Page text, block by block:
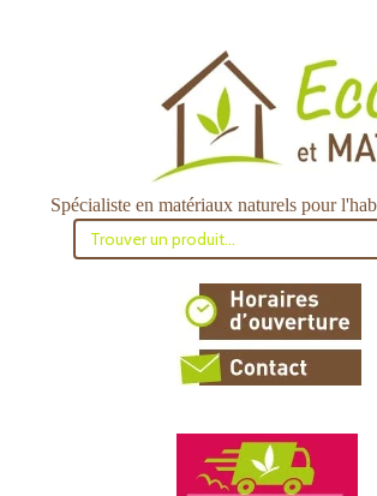
Spécialiste en matériaux naturels pour